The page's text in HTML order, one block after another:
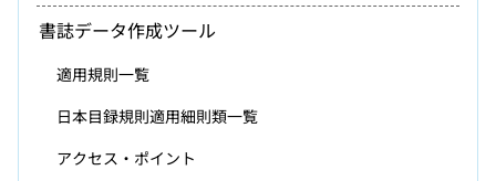
書誌データ作成ツール
適用規則一覧
日本目録規則適用細則類一覧
アクセス・ポイント